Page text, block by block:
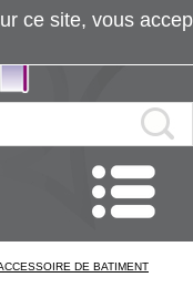
DE BATIMENT
ce site, vous